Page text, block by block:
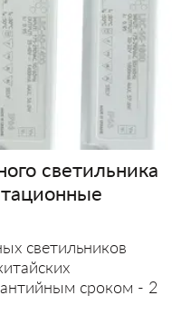
светильника
светильников
сроком - 2